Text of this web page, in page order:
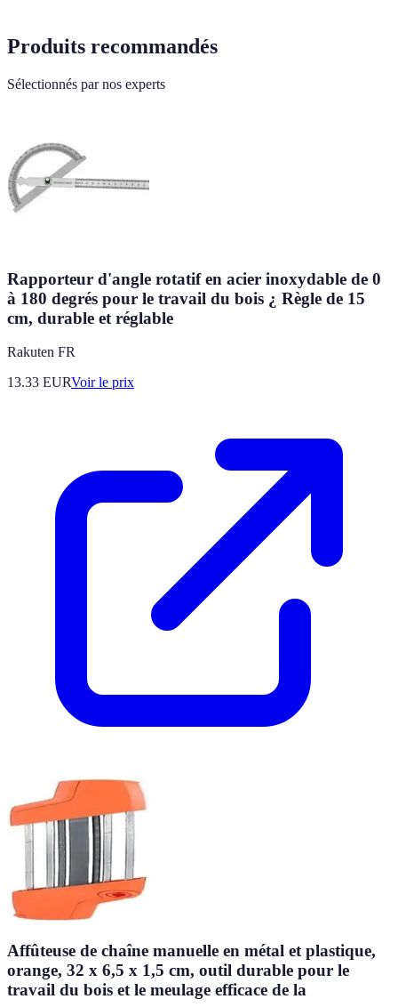
Produits recommandés
Sélectionnés par nos experts
Rapporteur d'angle rotatif en acier inoxydable de 0
à 180 degrés pour le travail du bois ¿ Règle de 15
cm, durable et réglable
Rakuten FR
13.33 EURVoir le prix
Affûteuse de chaîne manuelle en métal et plastique,
orange, 32 x 6,5 x 1,5 cm, outil durable pour le
travail du bois et le meulage efficace de la